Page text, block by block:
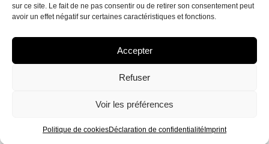
sur ce site. Le fait de ne pas consentir ou de retirer son consentement peut
avoir un effet négatif sur certaines caractéristiques et fonctions.
Accepter
Refuser
Voir les préférences
Politique de cookiesDéclaration de confidentialité Imprint
POLITIQUE DE COOKIES (UE)